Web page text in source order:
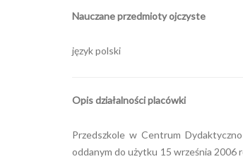
Nauczane przedmioty ojczyste
język polski
Opis działalności placówki
Przedszkole w Centrum
oddanym do użytku 15 września 2006